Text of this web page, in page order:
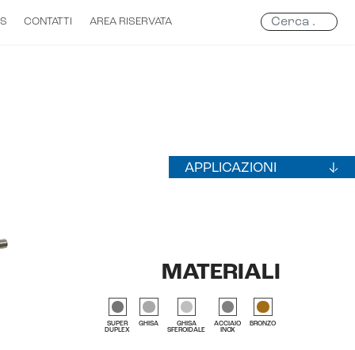
CONTATTI AREA RISERVATA
Search
APPLICAZIONI
MATERIALI
SUPER
DUPLEX
GHISA
GHISA
SFEROIDALE
ACCIAIO
INOX
BRONZO